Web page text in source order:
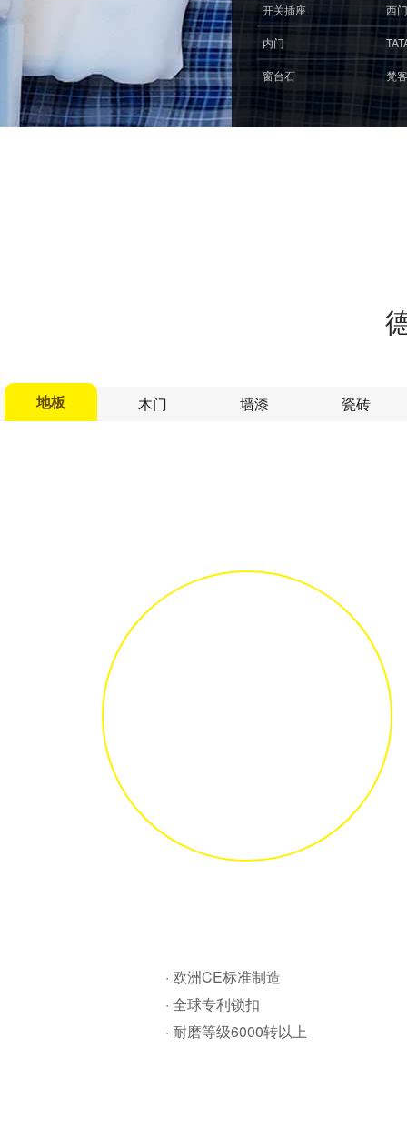
开关插座 西
内门
窗台石 梵
地板 木门 墙漆 瓷砖
· 欧洲CE标准制造
· 全球专利锁扣
· 耐磨等级6000转以上